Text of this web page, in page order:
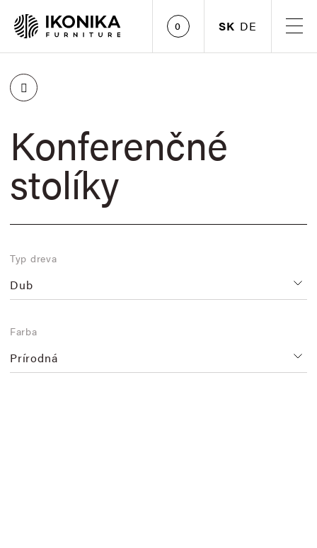
0 SK DE
Konferenčné
stolíky
Typ dreva
Dub
Farba
Prírodná